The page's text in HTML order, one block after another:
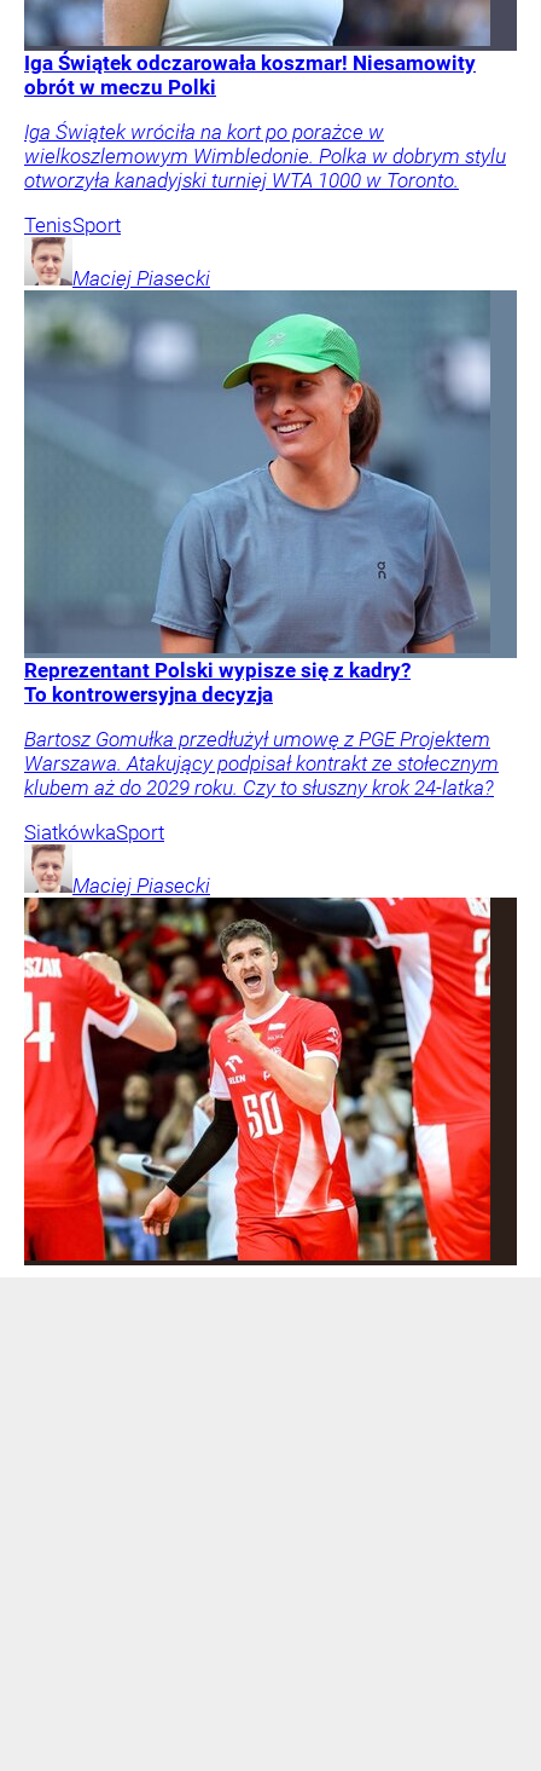
Iga Świątek odczarowała koszmar! Niesamowity
obrót w meczu Polki
Iga Świątek wróciła na kort po porażce w
wielkoszlemowym Wimbledonie. Polka w dobrym stylu
otworzyła kanadyjski turniej WTA 1000 w Toronto.
TenisSport
Maciej Piasecki
Reprezentant Polski wypisze się z kadry?
To kontrowersyjna decyzja
Bartosz Gomułka przedłużył umowę z PGE Projektem
Warszawa. Atakujący podpisał kontrakt ze stołecznym
klubem aż do 2029 roku. Czy to słuszny krok 24-latka?
SiatkówkaSport
Maciej Piasecki